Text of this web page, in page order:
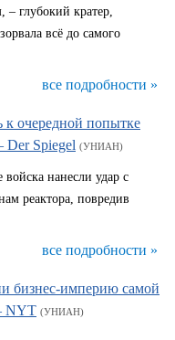
– глубокий кратер,
всё до самого
все подробности »
к очередной попытке
Der Spiegel (УНИАН)
нанесли удар с
реактора, повредив
все подробности »
бизнес-империю самой
NYT (УНИАН)